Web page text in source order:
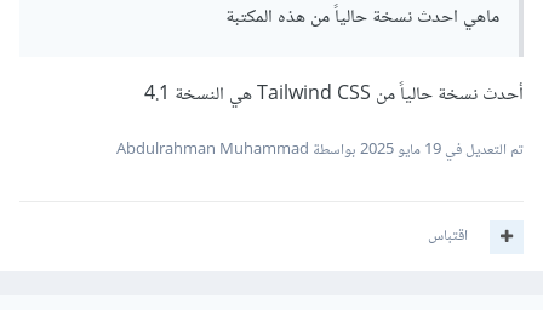
ماهي احدث نسخة حالياً من هذه المكتبة
أحدث نسخة حالياً من Tailwind CSS هي النسخة 4.1
تم التعديل في19 مايو 2025 بواسطة Abdulrahman Muhammad
اقتباس